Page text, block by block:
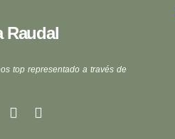
top representado a través de